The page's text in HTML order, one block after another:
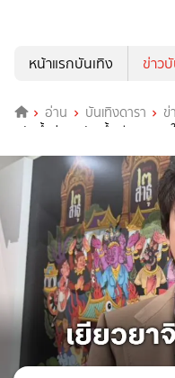
หน้าแรกบันเทิง
ข่าว
อ่าน บันเทิงดารา ข่
หลังน้ำท่วมหนัก ย้ำเยียวยาจิตใ